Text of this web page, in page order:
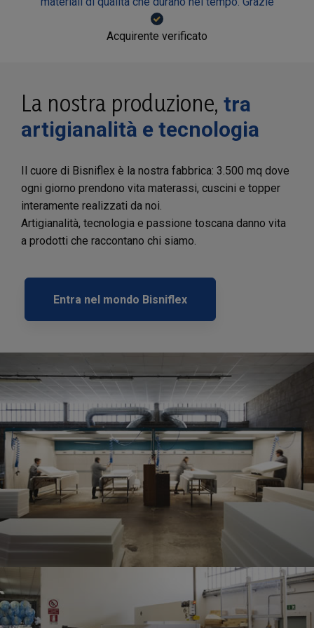
Acquirente verificato
La nostra produzione, tra
artigianalità e tecnologia
Il cuore di Bisniflex è la nostra fabbrica: 3.500 mq dove
ogni giorno prendono vita materassi, cuscini e topper
interamente realizzati da noi.
Artigianalità, tecnologia e passione toscana danno vita
a prodotti che raccontano chi siamo.
Entra nel mondo Bisniflex